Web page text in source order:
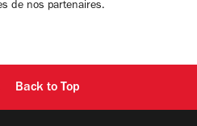
de nos partenaires.
Back to Top